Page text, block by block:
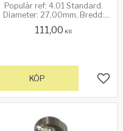
i favoriter
Populär ref: 4.01 Standard.
Diameter: 27,00mm, Bredd:
111,00 KR
KÖP